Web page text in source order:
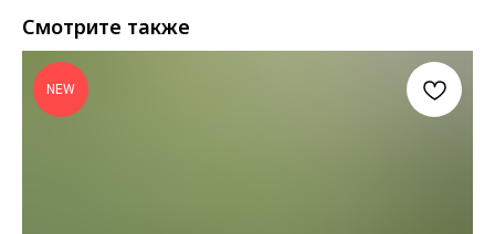
Смотрите также
NEW